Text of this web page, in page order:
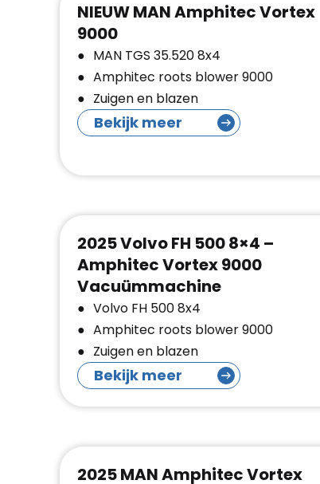
NIEUW MAN Amphitec Vortex
9000
MAN TGS 35.520 8x4
Amphitec roots blower 9000
Zuigen en blazen
Bekijk meer
2025 Volvo FH 500 8×4 –
Amphitec Vortex 9000
Vacuümmachine
Volvo FH 500 8x4
Amphitec roots blower 9000
Zuigen en blazen
Bekijk meer
2025 MAN Amphitec Vortex